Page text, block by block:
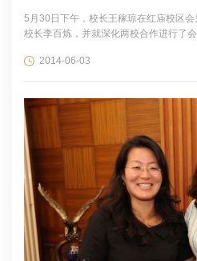
5月30日下午，校长王稼琼在红庙校区
校长李百炼，并就深化两校合作进行了
2014-06-03